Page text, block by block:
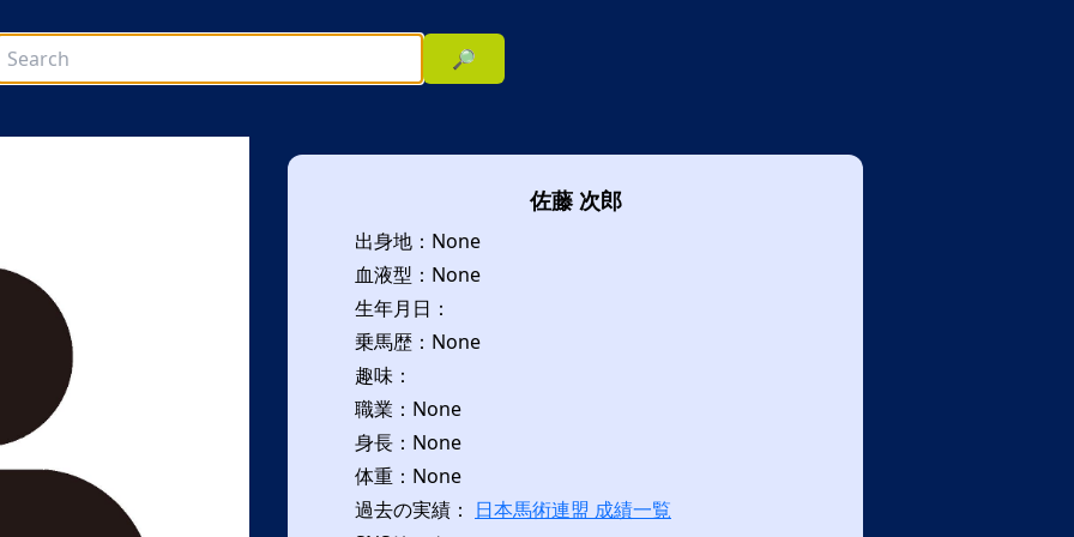
🔎
佐藤 次郎
出身地：None
血液型：None
生年月日：
乗馬歴：None
趣味：
職業：None
身長：None
体重：None
過去の実績： 日本馬術連盟 成績一覧